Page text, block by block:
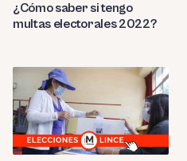
¿Cómo saber si tengo
multas electorales 2022?